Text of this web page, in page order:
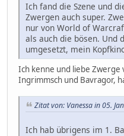
Ich fand die Szene und
Zwergen auch super.
nur von World of
als auch die bösen. Und
umgesetzt, mein
Ich kenne und liebe Zwerge
Ingrimmsch und Bavragor,
Zitat von: Vanessa in 05.
Ich hab übrigens im 1.